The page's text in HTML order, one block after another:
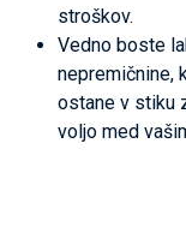
stroškov.
Vedno boste
nepremičnine,
ostane v stiku
voljo med